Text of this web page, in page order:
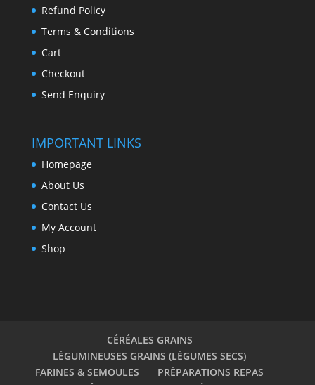
Refund Policy
Terms & Conditions
Cart
Checkout
Send Enquiry
IMPORTANT LINKS
Homepage
About Us
Contact Us
My Account
Shop
CÉRÉALES GRAINS
LÉGUMINEUSES GRAINS (LÉGUMES SECS)
FARINES & SEMOULES
PRÉPARATIONS REPAS